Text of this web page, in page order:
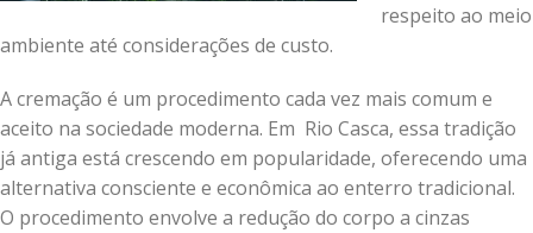
respeito ao meio
ambiente até considerações de custo.
A cremação é um procedimento cada vez mais comum e
aceito na sociedade moderna. Em Rio Casca, essa tradição
já antiga está crescendo em popularidade, oferecendo uma
alternativa consciente e econômica ao enterro tradicional.
O procedimento envolve a redução do corpo a cinzas